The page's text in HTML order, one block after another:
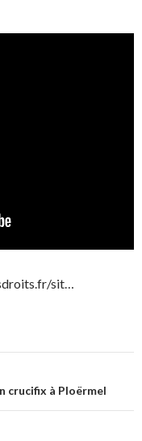
sit…
crucifix à Ploërmel